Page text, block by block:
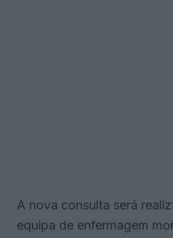
A nova consulta será
equipa de enfermagem